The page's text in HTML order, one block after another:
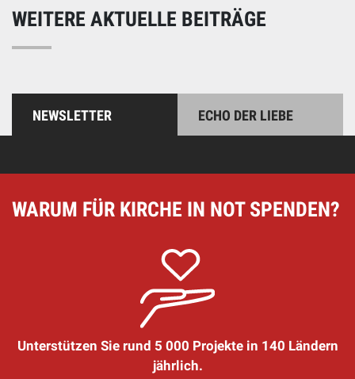
WEITERE AKTUELLE BEITRÄGE
NEWSLETTER ECHO DER LIEBE
WARUM FÜR KIRCHE IN NOT SPENDEN?
Unterstützen Sie rund 5 000 Projekte in 140 Ländern
jährlich.